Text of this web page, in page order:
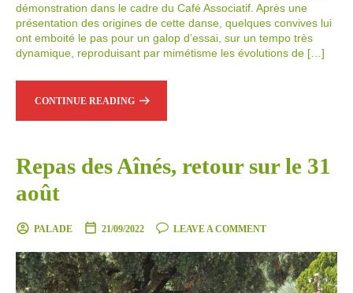
démonstration dans le cadre du Café Associatif. Après une
présentation des origines de cette danse, quelques convives lui
ont emboité le pas pour un galop d’essai, sur un tempo très
dynamique, reproduisant par mimétisme les évolutions de […]
CONTINUE READING
Repas des Aînés, retour sur le 31
août
PALADE 21/09/2022 LEAVE A COMMENT